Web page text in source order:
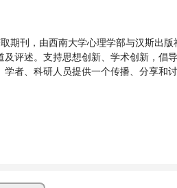
期刊，由西南大学心理学部与汉斯出
评述。支持思想创新、学术创新，倡
者、科研人员提供一个传播、分享和讨